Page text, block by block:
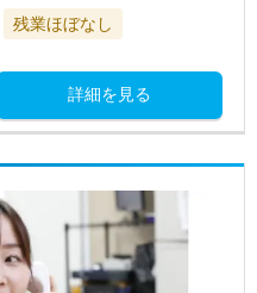
残業ほぼなし
詳細を見る